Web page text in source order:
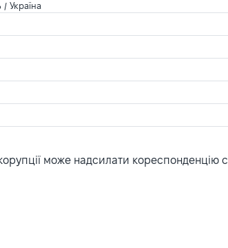
Україна
може надсилати кореспонденцію